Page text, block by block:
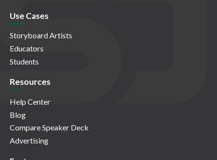
Use Cases
Storyboard Artists
Educators
Students
Resources
Help Center
Blog
Compare Speaker Deck
Advertising